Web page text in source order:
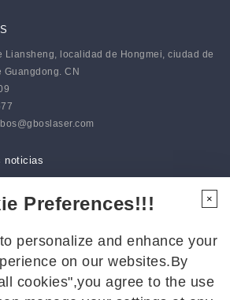
Liansheng, localidad de Hongmei, ciudad de
Guangdong. CN
noticias
de las últimas novedades:
Preferences!!!
personalize and enhance your
on our websites.By
cookies",you agree to the use
×